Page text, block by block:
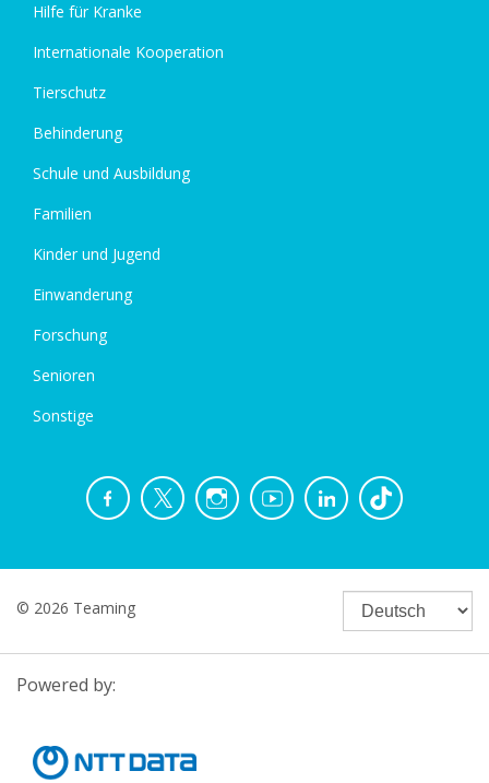
Hilfe für Kranke
Internationale Kooperation
Tierschutz
Behinderung
Schule und Ausbildung
Familien
Kinder und Jugend
Einwanderung
Forschung
Senioren
Sonstige
© 2026 Teaming
Powered by: